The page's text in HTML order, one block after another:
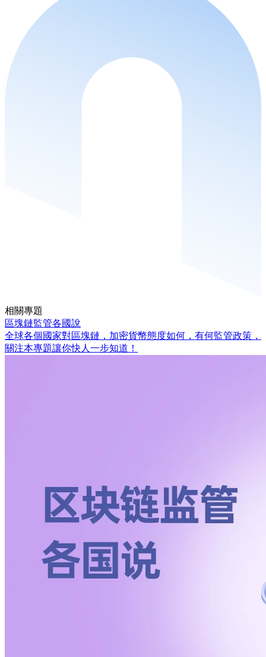
相關專題
區塊鏈監管各國說
全球各個國家對區塊鏈，加密貨幣態度如何，有何監管政策，
關注本專題讓你快人一步知道！